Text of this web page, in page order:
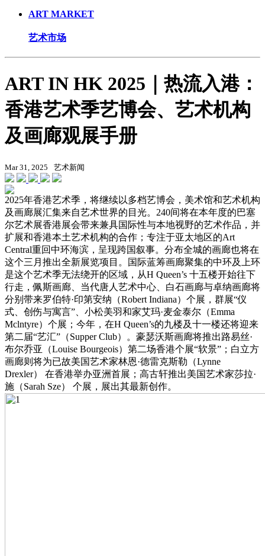
ART MARKET
艺术市场
ART IN HK 2025｜热流入港：
香港艺术季艺博会、艺术机构
及画廊观展手册
Mar 31, 2025 艺术新闻
2025年香港艺术季，将继续以多档艺博会，美术馆和艺术机构
及画廊展汇集来自艺术世界的目光。240间将在本年度的巴塞
尔艺术展香港展会带来兼具国际性与本地视野的艺术作品，并
扩展和香港本土艺术机构的合作；专注于亚太地区的Art
Central重回中环海滨，呈现跨国叙事。分布全城的画廊也将在
这个三月推出全新展览项目。国际蓝筹画廊聚集的中环及上环
是这个艺术季无法绕开的区域，从H Queen’s 十五楼开始往下
行走，佩斯画廊、当代唐人艺术中心、白石画廊与卓纳画廊将
分别带来罗伯特·印第安纳（Robert Indiana）个展，群展“仪
式、创伤与寓言”、小松美羽和家艾玛·麦金泰尔（Emma
Mclntyre）个展；今年，在H Queen’s的九楼及十一楼还将迎来
第二届“艺汇”（Supper Club）。豪瑟沃斯画廊将推出路易丝·
布尔乔亚（Louise Bourgeois）第二场香港个展“软景”；白立方
画廊则将为已故美国艺术家林恩·德雷克斯勒（Lynne
Drexler） 在香港举办亚洲首展；高古轩推出美国艺术家莎拉·
施（Sarah Sze） 个展，展出其最新创作。